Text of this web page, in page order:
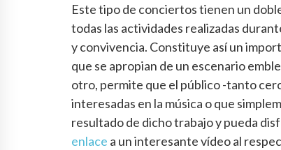
Este tipo de conciertos tienen un
todas las actividades realizadas
y convivencia. Constituye así un
que se apropian de un escenario
otro, permite que el público -tanto
interesadas en la música o que
resultado de dicho trabajo y pueda
enlace a un interesante vídeo al